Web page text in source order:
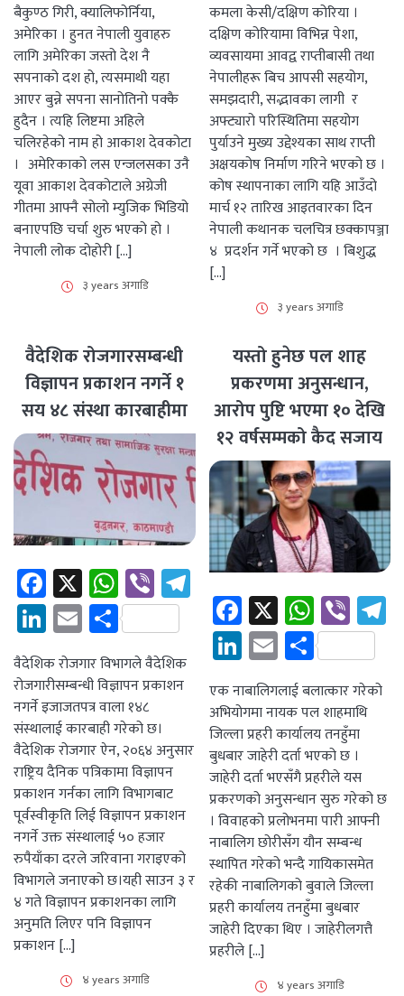
बैकुण्ठ गिरी, क्यालिफोर्निया,
अमेरिका । हुनत नेपाली युवाहरु
लागि अमेरिका जस्तो देश नै
सपनाको दश हो, त्यसमाथी यहा
आएर बुन्ने सपना सानोतिनो पक्कै
हुदैन । त्यहि लिष्टमा अहिले
चलिरहेको नाम हो आकाश देवकोटा
। अमेरिकाको लस एन्जलसका उनै
यूवा आकाश देवकोटाले अग्रेजी
गीतमा आफ्नै सोलो म्युजिक भिडियो
बनाएपछि चर्चा शुरु भएको हो ।
नेपाली लोक दोहोरी […]
३ years अगाडि
कमला केसी/दक्षिण कोरिया ।
दक्षिण कोरियामा विभिन्न पेशा,
व्यवसायमा आवद्व राप्तीबासी तथा
नेपालीहरू बिच आपसी सहयोग,
समझदारी, सद्भावका लागी र
अफ्ट्यारो परिस्थितिमा सहयोग
पुर्याउने मुख्य उद्देश्यका साथ राप्ती
अक्षयकोष निर्माण गरिने भएको छ ।
कोष स्थापनाका लागि यहि आउँदो
मार्च १२ तारिख आइतवारका दिन
नेपाली कथानक चलचित्र छक्कापञ्जा
४ प्रदर्शन गर्ने भएको छ । बिशुद्ध
[…]
३ years अगाडि
वैदेशिक रोजगारसम्बन्धी
विज्ञापन प्रकाशन नगर्ने १
सय ४८ संस्था कारबाहीमा
Facebook
X WhatsApp
ViberTelegram
LinkedIn
EmailShare
वैदेशिक रोजगार विभागले वैदेशिक
रोजगारीसम्बन्धी विज्ञापन प्रकाशन
नगर्ने इजाजतपत्र वाला १४८
संस्थालाई कारबाही गरेको छ।
वैदेशिक रोजगार ऐन, २०६४ अनुसार
राष्ट्रिय दैनिक पत्रिकामा विज्ञापन
प्रकाशन गर्नका लागि विभागबाट
पूर्वस्वीकृति लिई विज्ञापन प्रकाशन
नगर्ने उक्त संस्थालाई ५० हजार
रुपैयाँका दरले जरिवाना गराइएको
विभागले जनाएको छ।यही साउन ३ र
४ गते विज्ञापन प्रकाशनका लागि
अनुमति लिएर पनि विज्ञापन
प्रकाशन […]
४ years अगाडि
यस्तो हुनेछ पल शाह
प्रकरणमा अनुसन्धान,
आरोप पुष्टि भएमा १० देखि
१२ वर्षसम्मको कैद सजाय
Facebook
X
LinkedIn
EmailShare
एक नाबालिगलाई बलात्कार गरेको
अभियोगमा नायक पल शाहमाथि
जिल्ला प्रहरी कार्यालय तनहुँमा
बुधबार जाहेरी दर्ता भएको छ ।
जाहेरी दर्ता भएसँगै प्रहरीले यस
प्रकरणको अनुसन्धान सुरु गरेको छ
। विवाहको प्रलोभनमा पारी आफ्नी
नाबालिग छोरीसँग यौन सम्बन्ध
स्थापित गरेको भन्दै गायिकासमेत
रहेकी नाबालिगको बुवाले जिल्ला
प्रहरी कार्यालय तनहुँमा बुधबार
जाहेरी दिएका थिए । जाहेरीलगत्तै
प्रहरीले […]
४ years अगाडि